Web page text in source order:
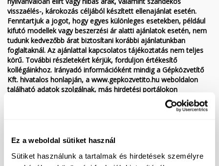
Ez a weboldal sütiket használ
Sütiket használunk a tartalmak és hirdetések személyre
visszaélés-, károkozás céljából készített ellenajánlat esetén.
Fenntartjuk a jogot, hogy egyes különleges esetekben, például
kifutó modellek vagy beszerzési ár alatti ajánlatok esetén, nem
tudunk kedvezőbb árat biztosítani korábbi ajánlatunkban
foglaltaknál. Az ajánlattal kapcsolatos tájékoztatás nem teljes
körű. További részletekért kérjük, forduljon értékesítő
kollégáinkhoz. Irányadó információként mindig a Gépközvetítő
Kft. hivatalos honlapján, a www.gepkozvetito.hu weboldalon
található adatok szolgálnak, más hirdetési portálokon
megjelenített, átvett hirdetések esetleges hibáiért a
Gépközvetítő Kft. nem vállal felelősséget. Az esetleges elírás,
önerőtől, 9 pénzintézet kínálatából az Ön számára legkedvezőbb
megoldást kiválasztva. A tájékoztatás nem teljes körű, kérjük
érdeklődjön elérhetőségeinken!